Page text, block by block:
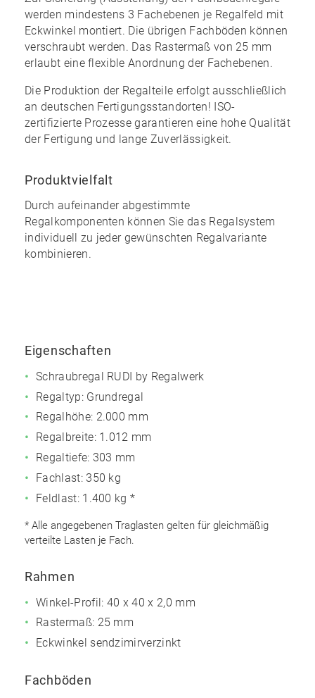
werden mindestens 3 Fachebenen je Regalfeld mit
Eckwinkel montiert. Die übrigen Fachböden können
verschraubt werden. Das Rastermaß von 25 mm
erlaubt eineflexible Anordnung der Fachebenen.
Die Produktion der Regalteile erfolgt ausschließlich
an deutschen Fertigungsstandorten! ISO-
zertifizierte Prozesse garantieren eine hohe Qualität
der Fertigung und lange Zuverlässigkeit.
Produktvielfalt
Durch aufeinander abgestimmte
Regalkomponenten können Sie das Regalsystem
individuell zu jeder gewünschten Regalvariante
kombinieren.
Eigenschaften
Schraubregal RUDI by Regalwerk
Regaltyp: Grundregal
Regalhöhe: 2.000 mm
Regalbreite: 1.012 mm
Regaltiefe: 303 mm
Fachlast: 350 kg
Feldlast: 1.400 kg *
* Alle angegebenen Traglasten gelten für gleichmäßig
verteilte Lasten je Fach.
Rahmen
Winkel-Profil: 40 x 40 x 2,0 mm
Rastermaß: 25 mm
Eckwinkel sendzimirverzinkt
Fachböden